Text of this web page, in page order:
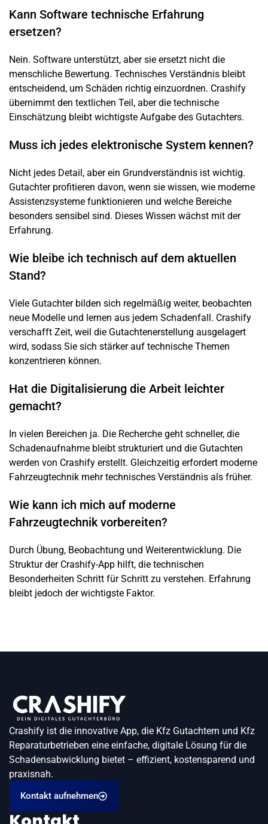
Kann Software technische Erfahrung
ersetzen?
Nein. Software unterstützt, aber sie ersetzt nicht die
menschliche Bewertung. Technisches Verständnis bleibt
entscheidend, um Schäden richtig einzuordnen. Crashify
übernimmt den textlichen Teil, aber die technische
Einschätzung bleibt wichtigste Aufgabe des Gutachters.
Muss ich jedes elektronische System kennen?
Nicht jedes Detail, aber ein Grundverständnis ist wichtig.
Gutachter profitieren davon, wenn sie wissen, wie moderne
Assistenzsysteme funktionieren und welche Bereiche
besonders sensibel sind. Dieses Wissen wächst mit der
Erfahrung.
Wie bleibe ich technisch auf dem aktuellen
Stand?
Viele Gutachter bilden sich regelmäßig weiter, beobachten
neue Modelle und lernen aus jedem Schadenfall. Crashify
verschafft Zeit, weil die Gutachtenerstellung ausgelagert
wird, sodass Sie sich stärker auf technische Themen
konzentrieren können.
Hat die Digitalisierung die Arbeit leichter
gemacht?
In vielen Bereichen ja. Die Recherche geht schneller, die
Schadenaufnahme bleibt strukturiert und die Gutachten
werden von Crashify erstellt. Gleichzeitig erfordert moderne
Fahrzeugtechnik mehr technisches Verständnis als früher.
Wie kann ich mich auf moderne
Fahrzeugtechnik vorbereiten?
Durch Übung, Beobachtung und Weiterentwicklung. Die
Struktur der Crashify-App hilft, die technischen
Besonderheiten Schritt für Schritt zu verstehen. Erfahrung
bleibt jedoch der wichtigste Faktor.
Crashify ist die innovative App, die Kfz Gutachtern und Kfz
Reparaturbetrieben eine einfache, digitale Lösung für die
Schadensabwicklung bietet – effizient, kostensparend und
praxisnah.
Kontakt aufnehmen